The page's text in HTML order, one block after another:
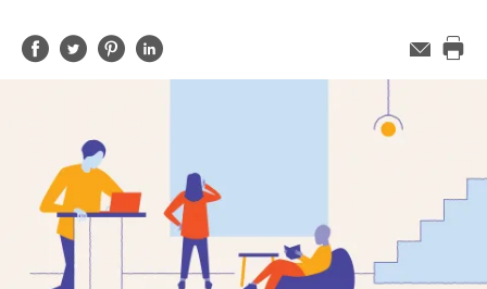
Compartir
Compartir
Compartir
Compartir
en
Email